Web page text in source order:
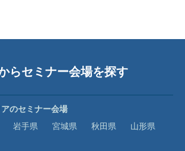
らセミナー会場を探す
のセミナー会場
岩手県 宮城県 秋田県
山形県